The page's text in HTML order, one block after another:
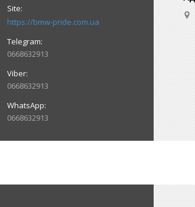
https://bmw-pride.com.ua
0668632913
0668632913
0668632913